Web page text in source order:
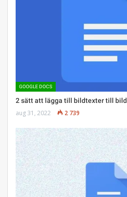
GOOGLE DOCS
2 sätt att lägga till bildtexter till
aug 31, 2022 2 739